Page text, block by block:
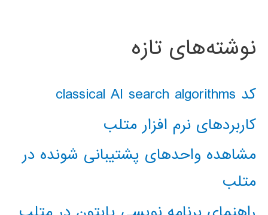
نوشته‌های تازه
کد classical AI search algorithms
کاربردهای نرم افزار متلب
مشاهده واحدهای پشتیبانی شونده در
متلب